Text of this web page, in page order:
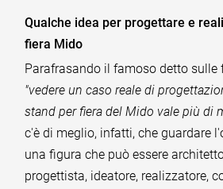
Qualche idea per progettare e
fiera Mido
Parafrasando il famoso detto sulle
"vedere un caso reale di
stand per fiera del Mido vale più di
c'è di meglio, infatti, che guardare
una figura che può essere
progettista, ideatore, realizzatore,